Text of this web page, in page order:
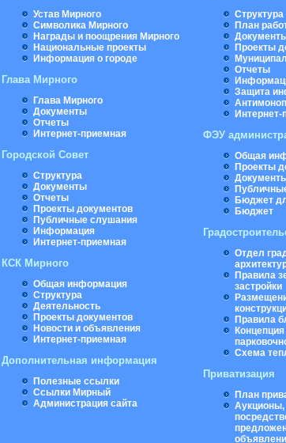
Устав Мирного
Символика Мирного
Награды и поощрения Мирного
Национальные проекты
Информация о городе
Глава Мирного
Глава Мирного
Документы
Отчеты
Интернет-приемная
Городской Совет
Структура
Документы
Отчеты
Проекты документов
Публичные слушания
Информация
Интернет-приемная
КСК Мирного
Общая информация
Структура
Деятельность
Проекты документов
Новости и объявления
Интернет-приемная
Дополнительная информация
Полезные ссылки
Ссылки Мирный
Администрация сайта
Структура
План
Проекты
Отчеты
Защита
ФЭУ
Общая
Проекты
Бюджет
Бюджет
Отдел
Правила
застройки
Правила
Схема
Приватизация
План